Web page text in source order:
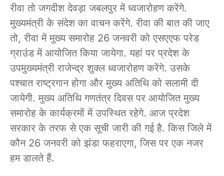
रीवा तो जगदीश देवड़ा जबलपुर में ध्वजारोहण करेंगे.
मुख्यमंत्री के संदेश का वाचन करेंगे. रीवा की बात की जाए
तो, रीवा में मुख्य समारोह 26 जनवरी को एसएएफ परेड
ग्राउंड में आयोजित किया जायेगा. यहां पर प्रदेश के
उपमुख्यमंत्री राजेन्द्र शुक्ल ध्वजारोहण करेंगे. उसके
पश्चात राष्ट्रगान होगा और मुख्य अतिथि को सलामी दी
जायेगी. मुख्य अतिथि गणतंत्र दिवस पर आयोजित मुख्य
समारोह के कार्यक्रमों में उपस्थित रहेगे. आज प्रदेश
सरकार के तरफ से एक सूची जारी की गई है. किस जिले में
कौन 26 जनवरी को झंडा फहराएगा, जिस पर एक नजर
हम डालते हैं.